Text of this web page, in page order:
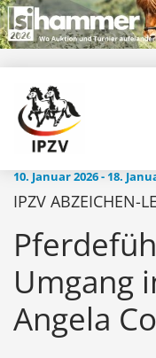
10. Januar 2026 - 18.
IPZV ABZEICHEN-
Umgang
Angela